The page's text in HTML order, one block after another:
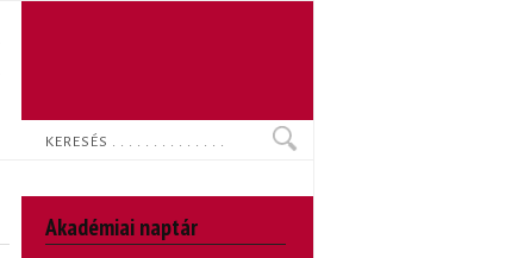
Keresés
Akadémiai naptár